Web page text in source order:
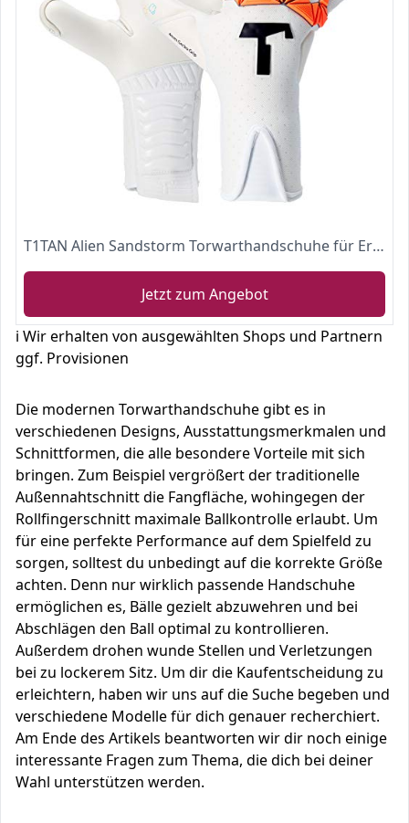
T1TAN Alien Sandstorm Torwarthandschuhe für Erwachsene, Fußballhandschuhe Herren Hybrid Cut und 4mm Profi Grip - Gr. 6
Jetzt zum Angebot
ℹ️ Wir erhalten von ausgewählten Shops und Partnern
ggf. Provisionen
Die modernen Torwarthandschuhe gibt es in
verschiedenen Designs, Ausstattungsmerkmalen und
Schnittformen, die alle besondere Vorteile mit sich
bringen. Zum Beispiel vergrößert der traditionelle
Außennahtschnitt die Fangfläche, wohingegen der
Rollfingerschnitt maximale Ballkontrolle erlaubt. Um
für eine perfekte Performance auf dem Spielfeld zu
sorgen, solltest du unbedingt auf die korrekte Größe
achten. Denn nur wirklich passende Handschuhe
ermöglichen es, Bälle gezielt abzuwehren und bei
Abschlägen den Ball optimal zu kontrollieren.
Außerdem drohen wunde Stellen und Verletzungen
bei zu lockerem Sitz. Um dir die Kaufentscheidung zu
erleichtern, haben wir uns auf die Suche begeben und
verschiedene Modelle für dich genauer recherchiert.
Am Ende des Artikels beantworten wir dir noch einige
interessante Fragen zum Thema, die dich bei deiner
Wahl unterstützen werden.